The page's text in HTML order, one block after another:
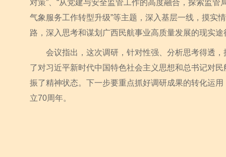
对策”、“从党建与安全监管工作的高度融合，探索监
气象服务工作转型升级”等主题，深入基层一线，摸实
路，深入思考和谋划广西民航事业高质量发展的现实途
会议指出，这次调研，针对性强、分析思考得透，
了对习近平新时代中国特色社会主义思想和总书记对
振了精神状态。下一步要重点抓好调研成果的转化运
立70周年。